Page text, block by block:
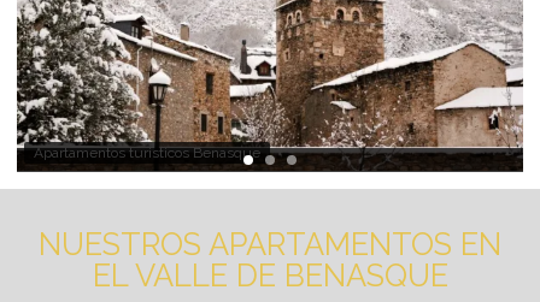
Apartamentos turisticos Benasque
NUESTROS APARTAMENTOS EN
EL VALLE DE BENASQUE